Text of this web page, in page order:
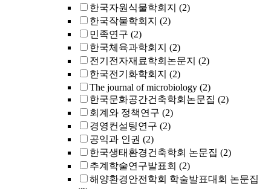
한국자원식물학회지 (2)
한국작물학회지 (2)
민족연구 (2)
한국체육과학회지 (2)
전기전자재료학회논문지 (2)
한국전기화학회지 (2)
The journal of microbiology (2)
한국문화공간건축학회논문집 (2)
회계와 정책연구 (2)
경영컨설팅연구 (2)
공익과 인권 (2)
한국생태환경건축학회 논문집 (2)
추계학술연구발표회 (2)
해양환경안전학회 학술발표대회 논문집